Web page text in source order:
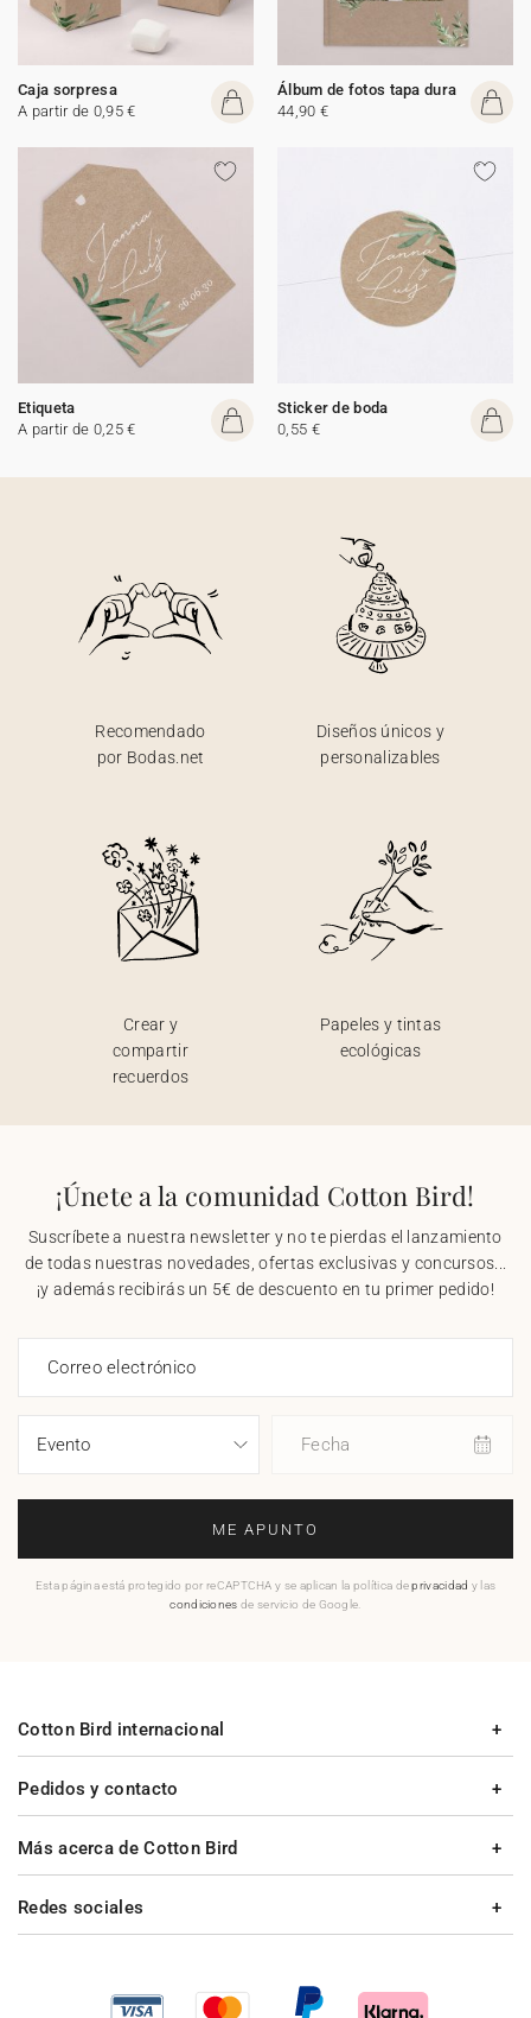
Caja sorpresa
A partir de 0,95 €
Álbum de fotos tapa dura
44,90 €
Etiqueta
A partir de 0,25 €
Sticker de boda
0,55 €
Recomendado
por Bodas.net
Diseños únicos y
personalizables
Crear y
compartir
recuerdos
Papeles y tintas
ecológicas
¡Únete a la comunidad Cotton Bird!
Suscríbete a nuestra newsletter y no te pierdas el lanzamiento
de todas nuestras novedades, ofertas exclusivas y concursos...
¡y además recibirás un 5€ de descuento en tu primer pedido!
Correo electrónico
Fecha
ME APUNTO
Esta página está protegido por reCAPTCHA y se aplican la política deprivacidad y las
condiciones de servicio de Google.
Pedidos y contacto
Más acerca de Cotton Bird
Cotton Bird internacional
Redes sociales